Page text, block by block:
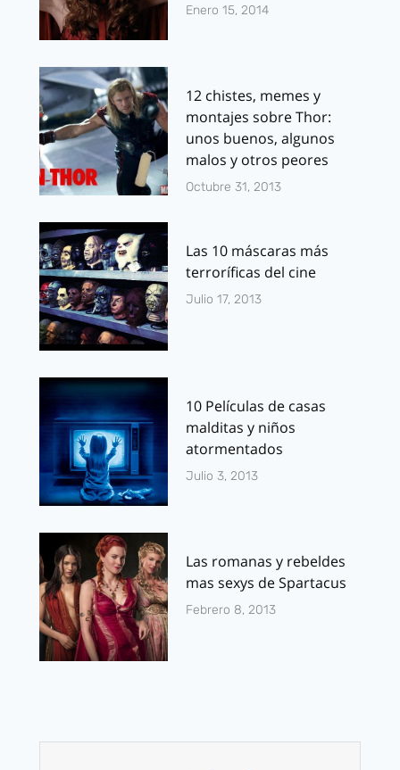
Enero 15, 2014
12 chistes, memes y
montajes sobre Thor:
unos buenos, algunos
malos y otros peores
Octubre 31, 2013
Las 10 máscaras más
terroríficas del cine
Julio 17, 2013
10 Películas de casas
malditas y niños
atormentados
Julio 3, 2013
Las romanas y rebeldes
mas sexys de Spartacus
Febrero 8, 2013